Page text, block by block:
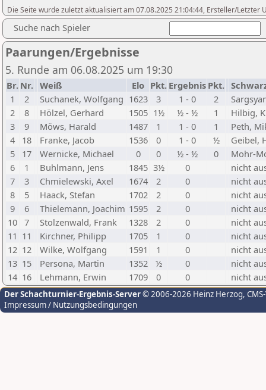
Die Seite wurde zuletzt aktualisiert am 07.08.2025 21:04:44, Ersteller/Letzter
Suche nach Spieler
Paarungen/Ergebnisse
5. Runde am 06.08.2025 um 19:30
Br. Nr. Weiß Elo Pkt. Ergebnis Pkt.
1
2 Suchanek, Wolfgang 1623 3 1 - 0 2
2
8 Hölzel, Gerhard 1505 1½ ½ - ½ 1
Hilbig,
3
9 Möws, Harald 1487 1 1 - 0 1
Peth,
4
18 Franke, Jacob 1536 0 1 - 0 ½
Geibel,
5
17 Wernicke, Michael 0 0 ½ - ½ 0
Mohr-
6
1 Buhlmann, Jens 1845 3½ 0
nicht
7
3 Chmielewski, Axel 1674 2 0
nicht
8
5 Haack, Stefan 1702 2 0
nicht
9
6 Thielemann, Joachim 1595 2 0
nicht
10
7 Stolzenwald, Frank 1328 2 0
nicht
11 11 Kirchner, Philipp 1705 1 0
nicht
12 12 Wilke, Wolfgang 1591 1 0
nicht
13 15 Persona, Martin 1352 ½ 0
nicht
14 16 Lehmann, Erwin 1709 0 0 nicht
Der Schachturnier-Ergebnis-Server© 2006-2026 Heinz Herzog,
Impressum / Nutzungsbedingungen